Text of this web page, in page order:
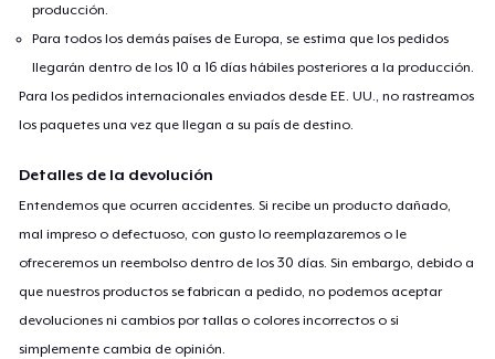
producción.
Para todos los demás países de Europa, se estima que los pedidos
llegarán dentro de los 10 a 16 días hábiles posteriores a la producción.
Para los pedidos internacionales enviados desde EE. UU., no rastreamos
los paquetes una vez que llegan a su país de destino.
Detalles de la devolución
Entendemos que ocurren accidentes. Si recibe un producto dañado,
mal impreso o defectuoso, con gusto lo reemplazaremos o le
ofreceremos un reembolso dentro de los 30 días. Sin embargo, debido a
que nuestros productos se fabrican a pedido, no podemos aceptar
devoluciones ni cambios por tallas o colores incorrectos o si
simplemente cambia de opinión.